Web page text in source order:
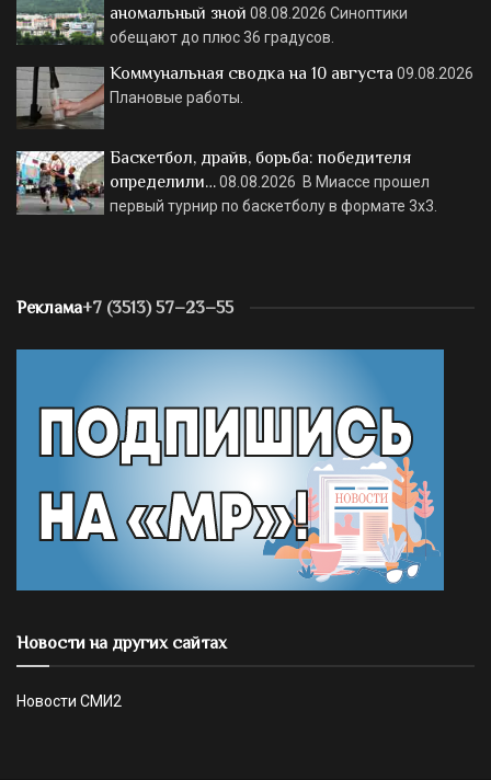
аномальный зной 08.08.2026 Синоптики
обещают до плюс 36 градусов.
Коммунальная сводка на 10 августа 09.08.2026
Плановые работы.
Баскетбол, драйв, борьба: победителя
определили…08.08.2026 В Миассе прошел
первый турнир по баскетболу в формате 3х3.
Реклама+7 (3513) 57–23–55
Новости на других сайтах
Новости СМИ2